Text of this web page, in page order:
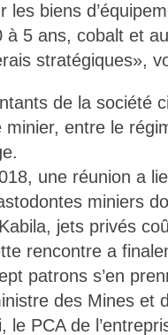
les biens
à 5 ans, cobalt et
stratégiques»,
de la société
minier, entre le
une réunion a
miniers
jets privés
rencontre a
patrons s’en
des Mines et
le PCA de